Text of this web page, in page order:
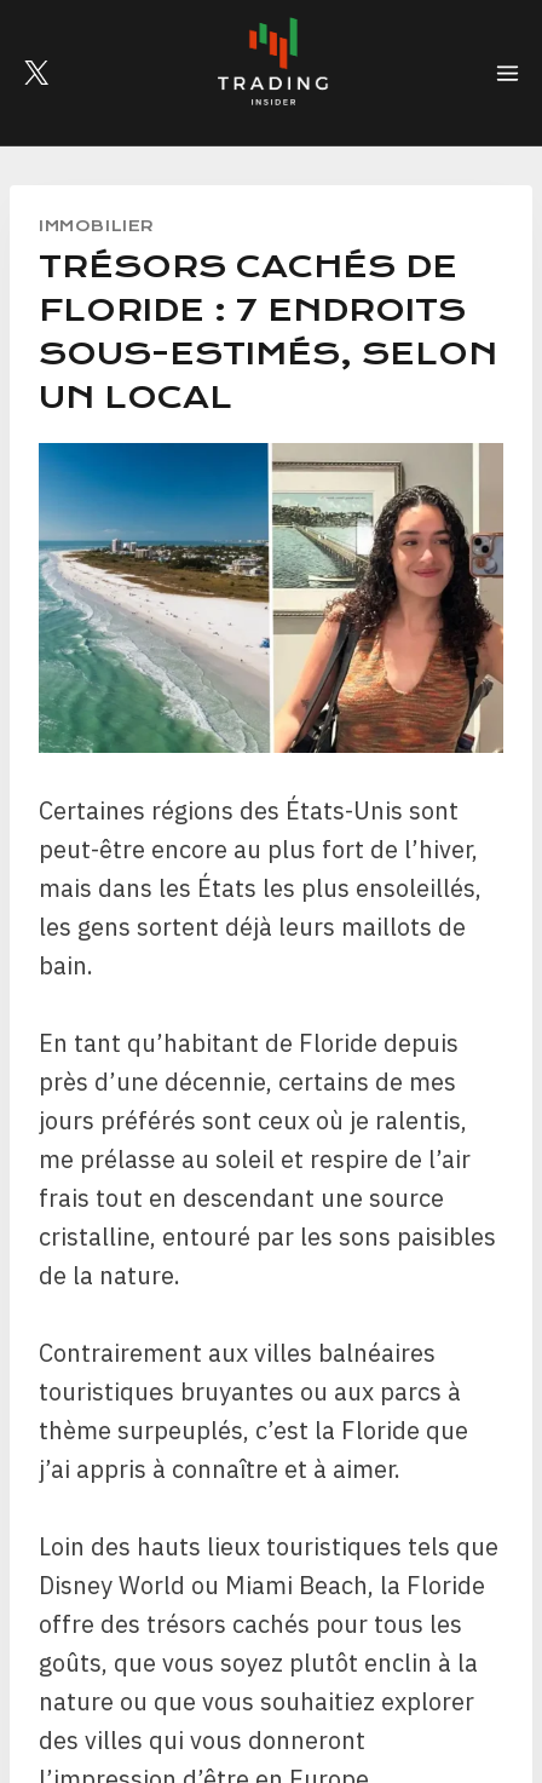
content
IMMOBILIER
TRÉSORS CACHÉS DE
FLORIDE : 7 ENDROITS
SOUS-ESTIMÉS, SELON
UN LOCAL
Certaines régions des États-Unis sont
peut-être encore au plus fort de l’hiver,
mais dans les États les plus ensoleillés,
les gens sortent déjà leurs maillots de
bain.
En tant qu’habitant de Floride depuis
près d’une décennie, certains de mes
jours préférés sont ceux où je ralentis,
me prélasse au soleil et respire de l’air
frais tout en descendant une source
cristalline, entouré par les sons paisibles
de la nature.
Contrairement aux villes balnéaires
touristiques bruyantes ou aux parcs à
thème surpeuplés, c’est la Floride que
j’ai appris à connaître et à aimer.
Loin des hauts lieux touristiques tels que
Disney World ou Miami Beach, la Floride
offre des trésors cachés pour tous les
goûts, que vous soyez plutôt enclin à la
nature ou que vous souhaitiez explorer
des villes qui vous donneront